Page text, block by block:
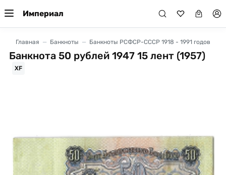
Империал
Главная Банкноты Банкноты РСФСР-СССР 1918 - 1991 годов
Банкнота 50 рублей 1947 15 лент (1957)
XF